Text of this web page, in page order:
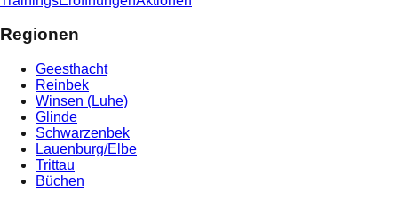
Regionen
Geesthacht
Reinbek
Winsen (Luhe)
Glinde
Schwarzenbek
Lauenburg/Elbe
Trittau
Büchen